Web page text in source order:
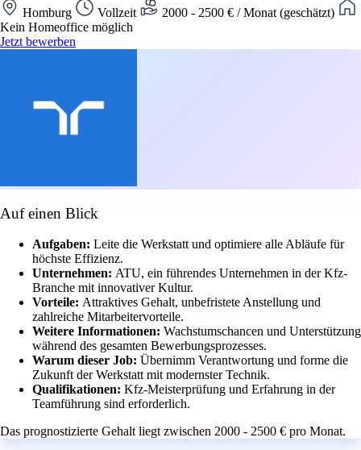
Homburg Vollzeit
2000 - 2500 € / Monat (geschätzt)
Kein Homeoffice möglich
Jetzt bewerben
Auf einen Blick
Aufgaben: Leite die Werkstatt und optimiere alle Abläufe für
höchste Effizienz.
Unternehmen: ATU, ein führendes Unternehmen in der Kfz-
Branche mit innovativer Kultur.
Vorteile: Attraktives Gehalt, unbefristete Anstellung und
zahlreiche Mitarbeitervorteile.
Weitere Informationen: Wachstumschancen und Unterstützung
während des gesamten Bewerbungsprozesses.
Warum dieser Job: Übernimm Verantwortung und forme die
Zukunft der Werkstatt mit modernster Technik.
Qualifikationen: Kfz-Meisterprüfung und Erfahrung in der
Teamführung sind erforderlich.
Das prognostizierte Gehalt liegt zwischen 2000 - 2500 € pro Monat.